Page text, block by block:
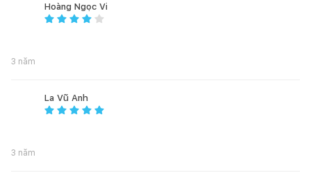
Hoàng Ngọc Vi
3 năm
La Vũ Anh
3 năm